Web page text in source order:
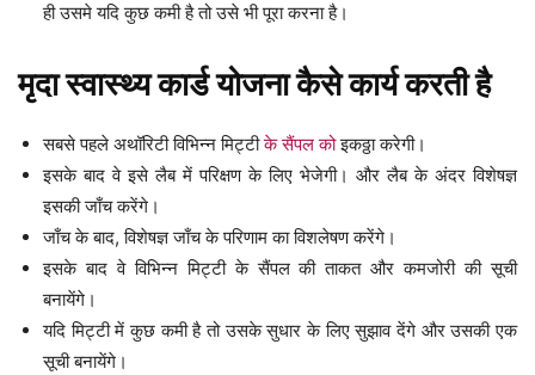
ही उसमे यदि कुछ कमी है तो उसे भी पूरा करना है।
मृदा स्वास्थ्य कार्ड योजना कैसे कार्य करती है
सबसे पहले अथॉरिटी विभिन्न मिट्टीके सैंपल कोइकठ्ठा करेगी।
इसके बाद वे इसे लैब में परिक्षण के लिए भेजेगी। और लैब के अंदर विशेषज्ञ
इसकी जाँच करेंगे।
जाँच के बाद, विशेषज्ञ जाँच के परिणाम का विशलेषण करेंगे।
इसके बाद वे विभिन्न मिट्टी के सैंपल की ताकत और कमजोरी की सूची
बनायेंगे।
यदि मिट्टी में कुछ कमी है तो उसके सुधार के लिए सुझाव देंगे और उसकी एक
सूची बनायेंगे।